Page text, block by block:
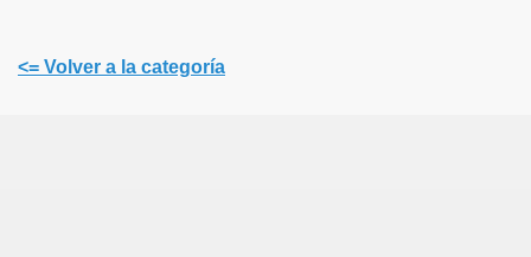
<= Volver a la categoría